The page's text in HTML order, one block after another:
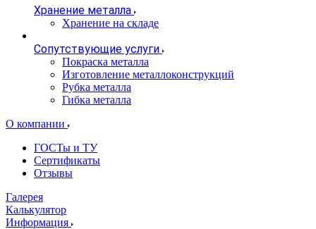
Хранение металла
Хранение на складе
Сопутствующие услуги
Покраска металла
Изготовление металлоконструкций
Рубка металла
Гибка металла
О компании
ГОСТы и ТУ
Сертификаты
Отзывы
Галерея
Калькулятор
Информация